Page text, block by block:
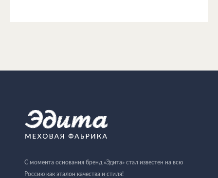
С момента основания бренд «Эдита» стал известен на всю
Россию как эталон качества и стиля!